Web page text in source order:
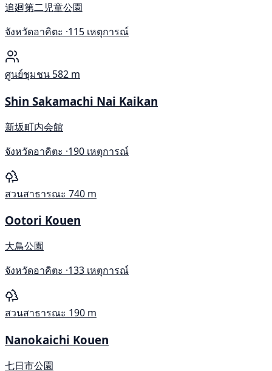
追廻第二児童公園
จังหวัดอาคิตะ ·115 เหตุการณ์
ศูนย์ชุมชน 582 m
Shin Sakamachi Nai Kaikan
新坂町内会館
จังหวัดอาคิตะ ·190 เหตุการณ์
สวนสาธารณะ 740 m
Ootori Kouen
大鳥公園
จังหวัดอาคิตะ ·133 เหตุการณ์
สวนสาธารณะ 190 m
Nanokaichi Kouen
七日市公園